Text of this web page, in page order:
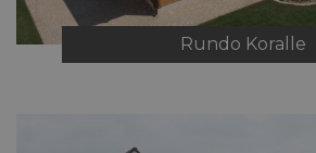
Rundo Koralle